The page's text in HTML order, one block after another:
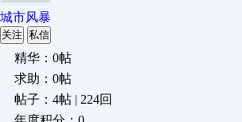
城市风暴
关注 私信
精华：0帖
求助：0帖
帖子：4帖 | 224回